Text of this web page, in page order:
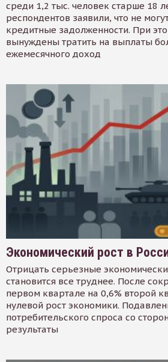
среди 1,2 тыс. человек старше 18
респондентов заявили, что не
кредитные задолженности. При
вынуждены тратить на выплаты
ежемесячного доход
Экономический рост в
Отрицать серьезные
становится все труднее. После
первом квартале на 0,6% второй
нулевой рост экономики.
потребительского спроса со
результаты